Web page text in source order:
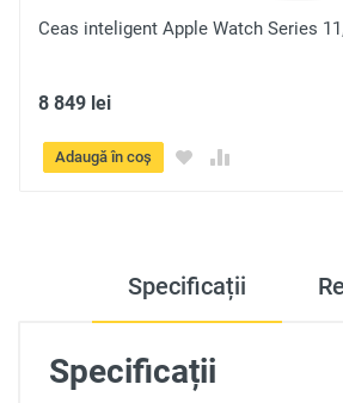
Ceas inteligent Apple Watch Series
8 849 lei
Adaugă în coș
Specificații
Specificații